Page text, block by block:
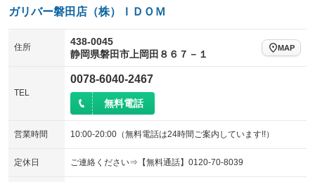
ガリバー磐田店（株）ＩＤＯＭ
住所
438-0045
静岡県磐田市上岡田８６７－１
MAP
TEL
0078-6040-2467
無料電話
営業時間 10:00-20:00（無料電話は24時間ご案内しています!!）
定休日 ご連絡ください⇒【無料通話】0120-70-8039